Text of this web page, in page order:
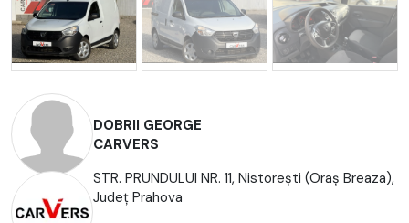
DOBRII GEORGE
CARVERS
STR. PRUNDULUI NR. 11, Nistoreşti (Oraş Breaza),
Județ Prahova